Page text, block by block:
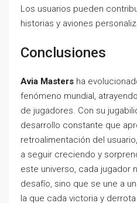
Los usuarios pueden
historias y aviones
Conclusiones
Avia Masters ha
fenómeno mundial,
de jugadores. Con su
desarrollo constante que
retroalimentación del
a seguir creciendo y
este universo, cada jugador
desafío, sino que se une a
la que cada victoria y